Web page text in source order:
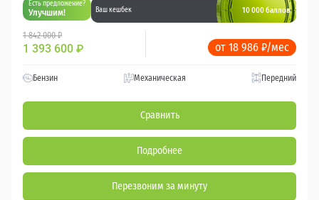
Есть предложение?
Улучшим! Ваш кешбек 10 000 баллов
1 842 000 ₽
1 393 600 ₽ от 18 986 ₽/мес
Бензин Механическая Передний
Сравнить
Подробнее
Перезвоним за минуту